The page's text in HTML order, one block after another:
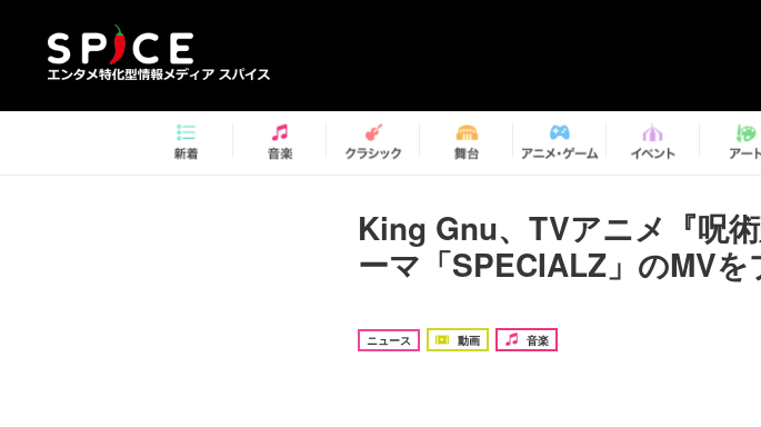
King Gnu、TVアニメ『呪
ーマ「SPECIALZ」のMV
ニュース 動画 音楽